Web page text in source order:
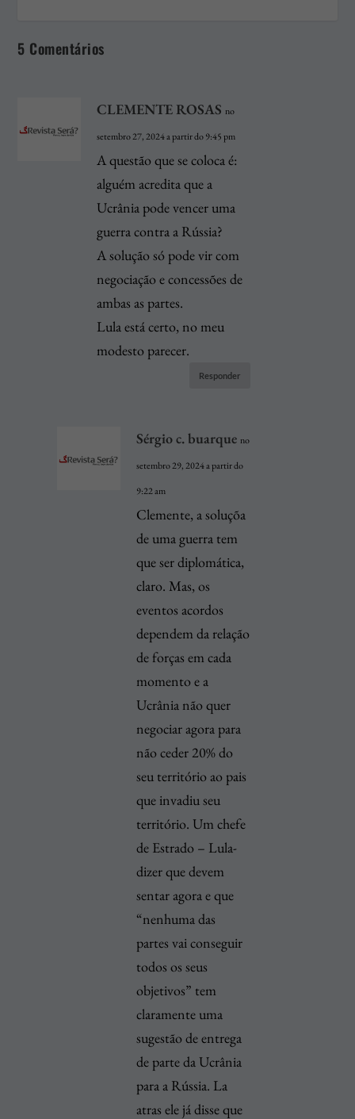
5 Comentários
CLEMENTE ROSAS no
setembro 27, 2024 a partir do 9:45 pm
A questão que se coloca é:
alguém acredita que a
Ucrânia pode vencer uma
guerra contra a Rússia?
A solução só pode vir com
negociação e concessões de
ambas as partes.
Lula está certo, no meu
modesto parecer.
Responder
Sérgio c. buarque no
setembro 29, 2024 a partir do
9:22 am
Clemente, a soluçõa
de uma guerra tem
que ser diplomática,
claro. Mas, os
eventos acordos
dependem da relação
de forças em cada
momento e a
Ucrânia não quer
negociar agora para
não ceder 20% do
seu território ao pais
que invadiu seu
território. Um chefe
de Estrado – Lula-
dizer que devem
sentar agora e que
“nenhuma das
partes vai conseguir
todos os seus
objetivos” tem
claramente uma
sugestão de entrega
de parte da Ucrânia
para a Rússia. La
atras ele já disse que